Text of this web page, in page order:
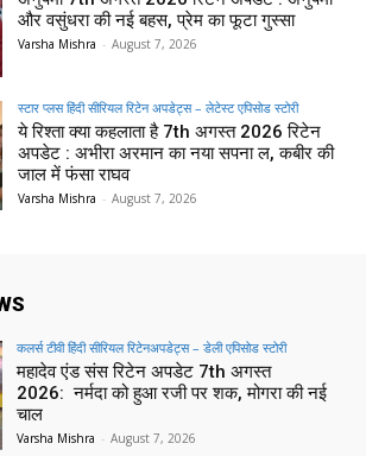
और वसुंधरा की नई बहस, प्रेम का फूटा गुस्सा
Varsha Mishra - August 7, 2026
स्टार प्लस हिंदी सीरियल रिटेन अपडेट्स – लेटेस्ट एपिसोड स्टोरी
ये रिश्ता क्या कहलाता है 7th अगस्त 2026 रिटेन
अपडेट : अभीरा अरमान का नया सपना ल, कबीर की
जाल में फंसा राघव
Varsha Mishra - August 7, 2026
कलर्स टीवी हिंदी सीरियल रिटेनअपडेट्स – डेली एपिसोड स्टोरी
महादेव एंड संस रिटेन अपडेट 7th अगस्त
2026: नर्मदा को हुआ रजी पर शक, मोगरा की नई
चाल
Varsha Mishra - August 7, 2026